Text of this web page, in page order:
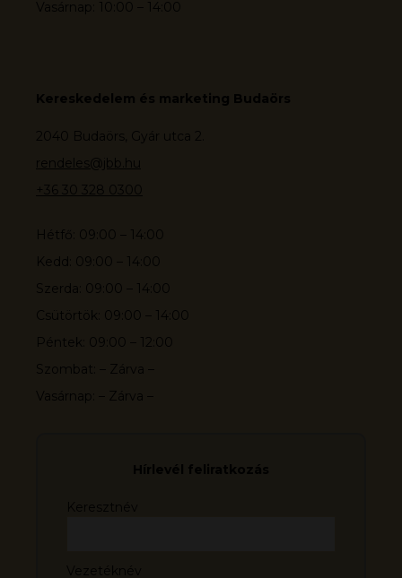
Vasárnap: 10:00 – 14:00
Kereskedelem és marketing Budaörs
2040 Budaörs, Gyár utca 2.
rendeles@jbb.hu
+36 30 328 0300
Hétfő: 09:00 – 14:00
Kedd: 09:00 – 14:00
Szerda: 09:00 – 14:00
Csütörtök: 09:00 – 14:00
Péntek: 09:00 – 12:00
Szombat: – Zárva –
Vasárnap: – Zárva –